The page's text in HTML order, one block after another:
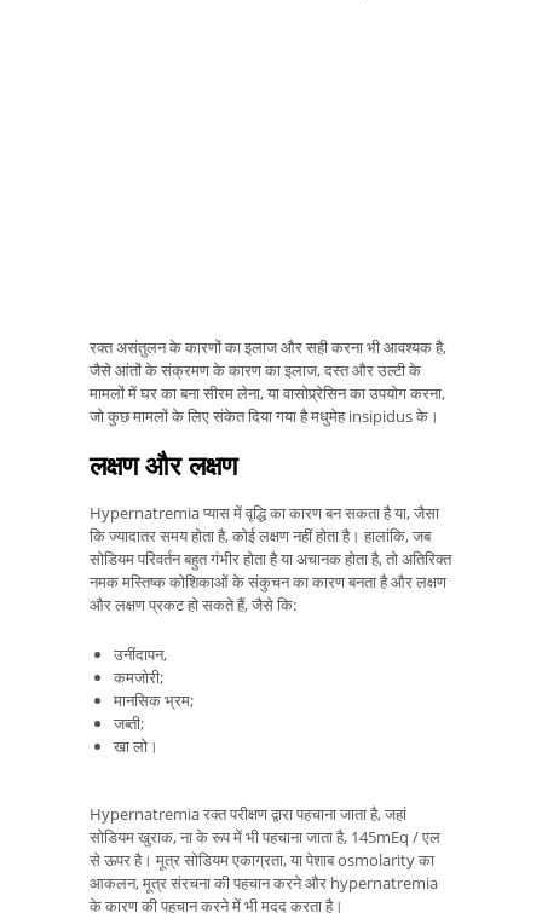
रक्त असंतुलन के कारणों का इलाज और सही करना भी आवश्यक है,
जैसे आंतों के संक्रमण के कारण का इलाज, दस्त और उल्टी के
मामलों में घर का बना सीरम लेना, या वासोप्र्रेसिन का उपयोग करना,
जो कुछ मामलों के लिए संकेत दिया गया है मधुमेह insipidus के।
लक्षण और लक्षण
Hypernatremia प्यास में वृद्धि का कारण बन सकता है या, जैसा
कि ज्यादातर समय होता है, कोई लक्षण नहीं होता है। हालांकि, जब
सोडियम परिवर्तन बहुत गंभीर होता है या अचानक होता है, तो अतिरिक्त
नमक मस्तिष्क कोशिकाओं के संकुचन का कारण बनता है और लक्षण
और लक्षण प्रकट हो सकते हैं, जैसे कि:
उनींदापन,
कमजोरी;
मानसिक भ्रम;
जब्ती;
खा लो।
Hypernatremia रक्त परीक्षण द्वारा पहचाना जाता है, जहां
सोडियम खुराक, ना के रूप में भी पहचाना जाता है, 145mEq / एल
से ऊपर है। मूत्र सोडियम एकाग्रता, या पेशाब osmolarity का
आकलन, मूत्र संरचना की पहचान करने और hypernatremia
के कारण की पहचान करने में भी मदद करता है।